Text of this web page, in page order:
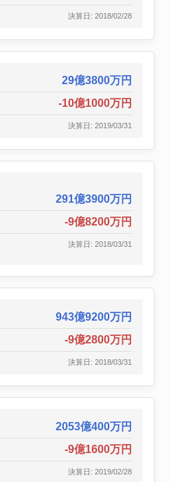
決算日: 2018/02/28
29億3800万円
-10億1000万円
決算日: 2019/03/31
291億3900万円
-9億8200万円
決算日: 2018/03/31
943億9200万円
-9億2800万円
決算日: 2018/03/31
2053億400万円
-9億1600万円
決算日: 2019/02/28